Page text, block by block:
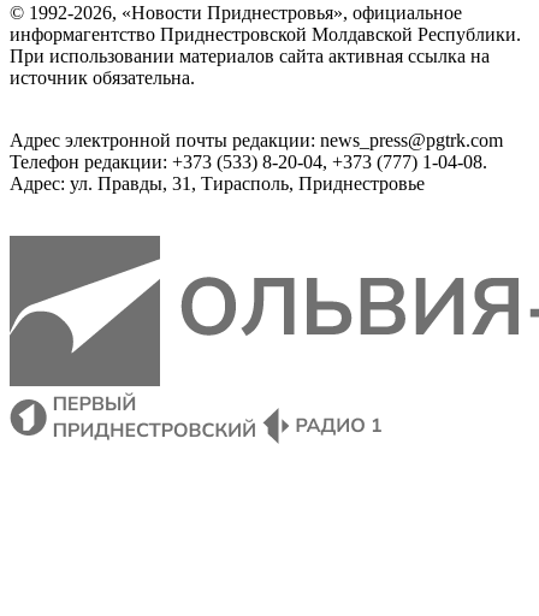
© 1992-2026, «Новости Приднестровья», официальное
информагентство Приднестровской Молдавской Республики.
При использовании материалов сайта активная ссылка на
источник обязательна.
Адрес электронной почты редакции: news_press@pgtrk.com
Телефон редакции: +373 (533) 8-20-04, +373 (777) 1-04-08.
Адрес: ул. Правды, 31, Тирасполь, Приднестровье